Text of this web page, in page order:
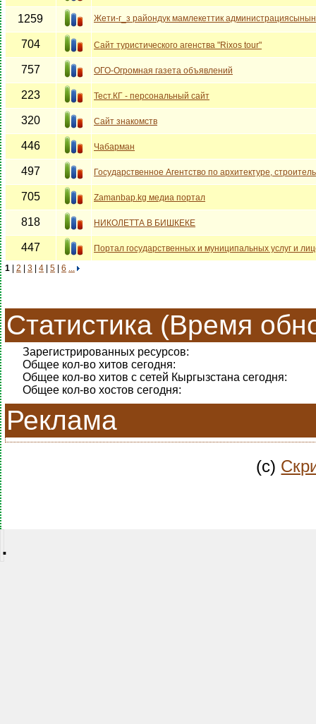
1259 Жети-г_з райондук мамлекеттик
704 Cайт туристического агенства "Rixos tour"
757 ОГО-Огромная газета объявлений
223 Тест.КГ - персональный сайт
320 Сайт знакомств
446 Чабарман
497 Государственное Агентство по архитектуре,
705 Zamanbap.kg медиа портал
818 НИКОЛЕТТА В БИШКЕКЕ
447
Портал государственных и муниципальных услуг и
1
2 3 4 5 6 ...
Статистика (Время
Зарегистрированных ресурсов:
Общее кол-во хитов сегодня:
Общее кол-во хитов с сетей Кыргызстана сегодня:
Общее кол-во хостов сегодня:
Реклама
(c)
.